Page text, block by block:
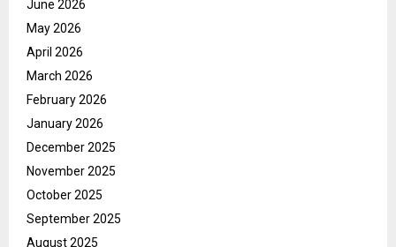
June 2026
May 2026
April 2026
March 2026
February 2026
January 2026
December 2025
November 2025
October 2025
September 2025
August 2025